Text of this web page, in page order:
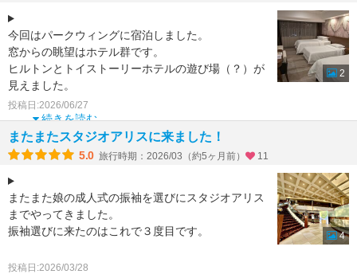
今回はパークウィングに宿泊しました。
窓からの眺望はホテル群です。
ヒルトンとトイストーリーホテルの遊び場（？）が
見えました。
お天気が良いと富士山まで見えるらしいのですが残
念ながら曇っていて見
続きを読む
投稿日:2026/06/27
2
またまたスタジオアリスに来ました！
5.0 旅行時期：2026/03（約5ヶ月前） 11
またまた娘の成人式の振袖を選びにスタジオアリス
までやってきました。
振袖選びに来たのはこれで３度目です。
シェラトンだと車で来れますし駐車場がたくさんあ
投稿日:2026/03/28
4